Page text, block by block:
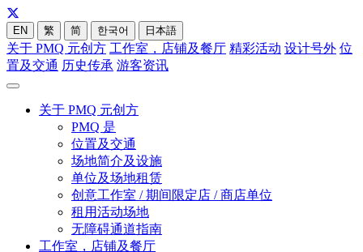
EN 繁 简 한국어 日本語
关于 PMQ 元创方 工作室，店铺及餐厅 精彩活动 设计号外 位
置及交通 历史传承 游客资讯
关于 PMQ 元创方
PMQ 是
位置及交通
场地简介及设施
单位及场地租赁
创意工作室 / 期间限定店 / 商店单位
租用活动场地
无障碍通道指南
工作室，店铺及餐厅